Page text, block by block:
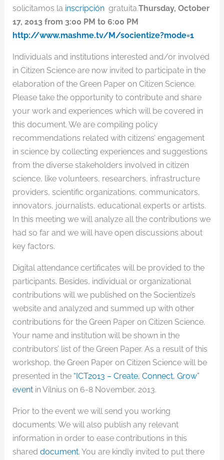
solicitamos la inscripcióngratuita.Thursday, October
17, 2013 from 3:00 PM to 6:00 PM
http://www.mashme.tv/M/socientize?mode=1
Individuals and institutions interested and/or involved
in Citizen Science are now invited to participate in the
elaboration of the Green Paper on Citizen Science.
Please take the opportunity to contribute and share
your work and experiences which will be covered in
this document. We are compiling policy
recommendations related with citizens’ engagement
in science by collecting experiences and suggestions
from the diverse stakeholders involved in citizen
science, like volunteers, researchers, infrastructure
providers, scientific organizations, communicators,
innovators, journalists, educational experts or artists.
In this meeting we will analyze all the contributions we
had so far and we will have open discussions about
key factors.
Digital attendance certificates will be provided to the
participants. Besides, individual or organizational
contributions will we published on the Socientize’s
website and analyzed and summed up with other
contributions for the Green Paper on Citizen Science.
Your name and institution will be shown in the
contributors’ list of the Green Paper. As a result of this
workshop, the Green Paper on Citizen Science will be
presented in the “ICT2013 – Create, Connect, Grow”
eventin Vilnius on 6-8 November, 2013.
Prior to the event we will send you working
documents. We will also publish any relevant
information in order to ease contributions in this
shared document. You are kindly invited to put there